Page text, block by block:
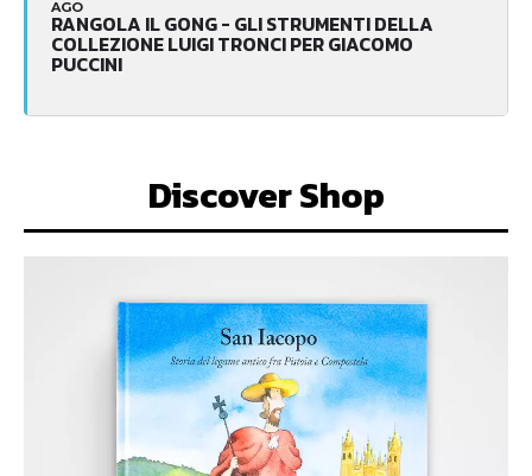
AGO
RANGOLA IL GONG - GLI STRUMENTI DELLA
COLLEZIONE LUIGI TRONCI PER GIACOMO
PUCCINI
Discover Shop